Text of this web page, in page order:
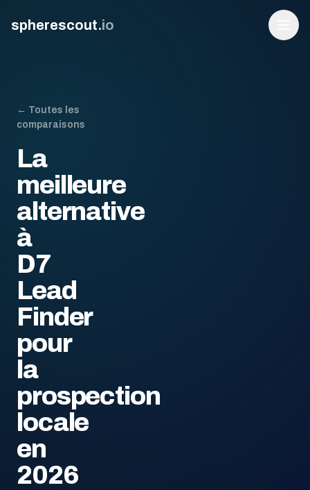
spherescout.io
Connexion
← Toutes les
comparaisons
La
meilleure
alternative
à
D7
Lead
Finder
pour
la
prospection
locale
en
2026